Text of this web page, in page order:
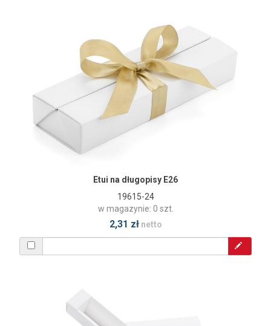
Etui na długopisy E26
19615-24
w magazynie: 0 szt.
2,31 złnetto